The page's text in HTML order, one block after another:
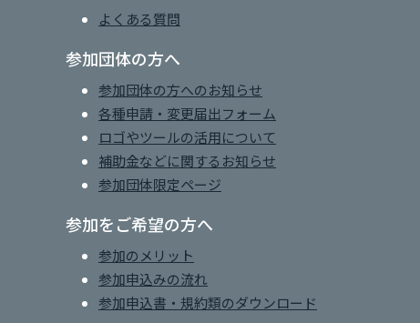
よくある質問
参加団体の方へ
参加団体の方へのお知らせ
各種申請・変更届出フォーム
ロゴやツールの活用について
補助金などに関するお知らせ
参加団体限定ページ
参加をご希望の方へ
参加のメリット
参加申込みの流れ
参加申込書・規約類のダウンロード